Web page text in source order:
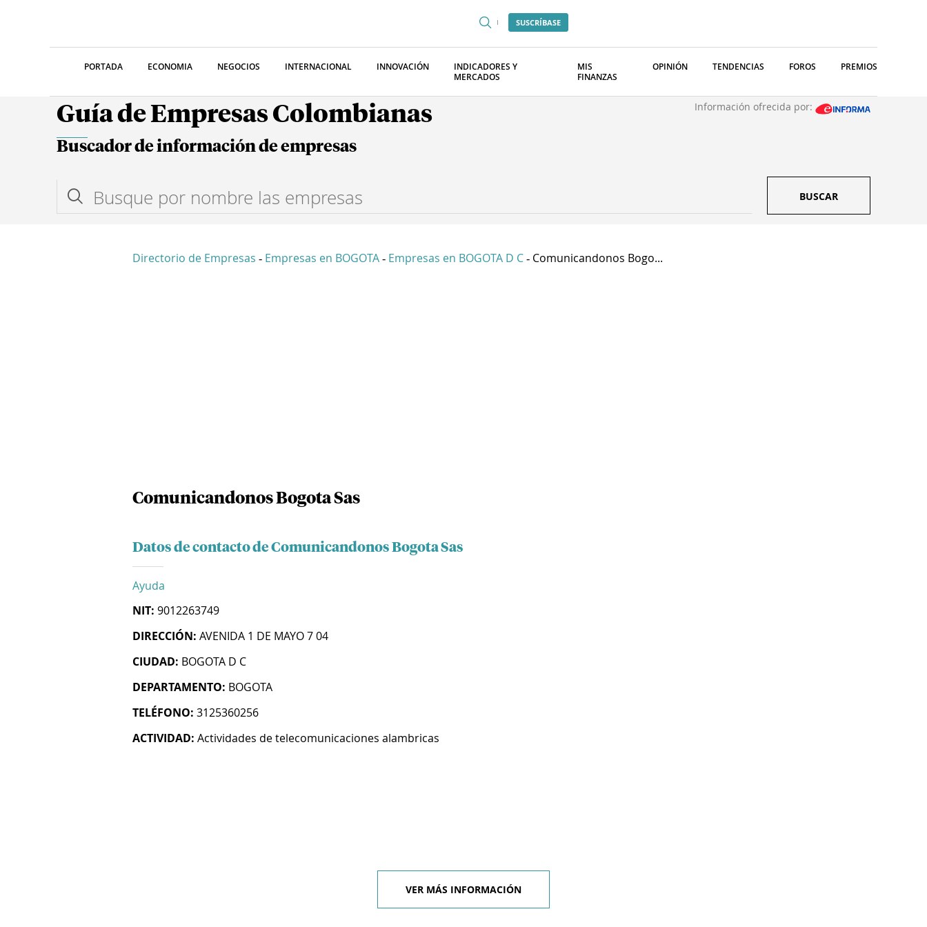
SUSCRÍBASE
PORTADA ECONOMIA NEGOCIOS INTERNACIONAL INNOVACIÓN
INDICADORES Y
MERCADOS
MIS
FINANZAS
OPINIÓN TENDENCIAS FOROS PREMIOS
Guía de Empresas Colombianas Información ofrecida por:
Buscador de información de empresas
BUSCAR
Directorio de Empresas - Empresas en BOGOTA - Empresas en BOGOTA D C - Comunicandonos Bogo...
Comunicandonos Bogota Sas
Datos de contacto de Comunicandonos Bogota Sas
Ayuda
NIT: 9012263749
DIRECCIÓN: AVENIDA 1 DE MAYO 7 04
CIUDAD: BOGOTA D C
DEPARTAMENTO: BOGOTA
TELÉFONO: 3125360256
ACTIVIDAD: Actividades de telecomunicaciones alambricas
VER MÁS INFORMACIÓN